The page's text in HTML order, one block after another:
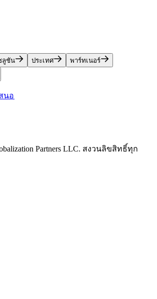
ลูชัน​​ ประเทศ​​
พาร์ทเนอร์​​
นอ​​
Partners LLC. สงวนลิขสิทธิ์ทุก